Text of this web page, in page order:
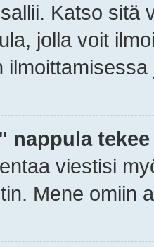
Katso sitä
jolla voit
nappula
viestisi
Mene omiin